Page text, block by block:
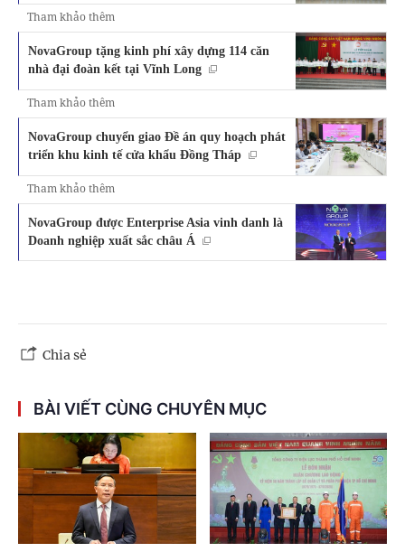
Tham khảo thêm
NovaGroup tặng kinh phí xây dựng 114 căn
nhà đại đoàn kết tại Vĩnh Long
Tham khảo thêm
NovaGroup chuyển giao Đề án quy hoạch phát
triển khu kinh tế cửa khẩu Đồng Tháp
Tham khảo thêm
NovaGroup được Enterprise Asia vinh danh là
Doanh nghiệp xuất sắc châu Á
Chia sẻ
BÀI VIẾT CÙNG CHUYÊN MỤC